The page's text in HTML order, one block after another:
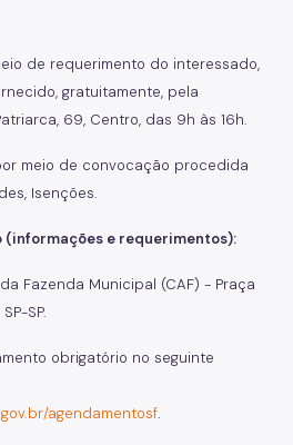
Imóveis)
eletrônicos
de requerimento do interessado,
gratuitamente, pela
69, Centro, das 9h às 16h.
meio de convocação procedida
Isenções.
e requerimentos):
Fazenda Municipal (CAF) - Praça
SP.
obrigatório no seguinte
agendamentosf.